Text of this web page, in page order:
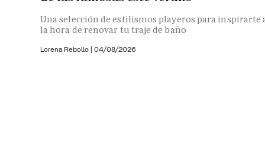
Una selección de estilismos playeros para inspirarte
la hora de renovar tu traje de baño
Lorena Rebollo | 04/08/2026